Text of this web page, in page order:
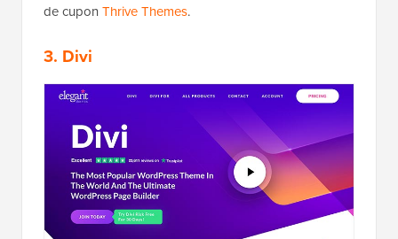
de cupon Thrive Themes.
3. Divi